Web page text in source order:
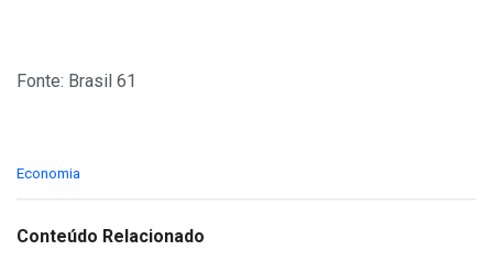
Fonte: Brasil 61
C
e
Economia
Conteúdo Relacionado